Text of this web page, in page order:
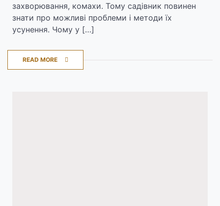
захворювання, комахи. Тому садівник повинен
знати про можливі проблеми і методи їх
усунення. Чому у […]
READ MORE